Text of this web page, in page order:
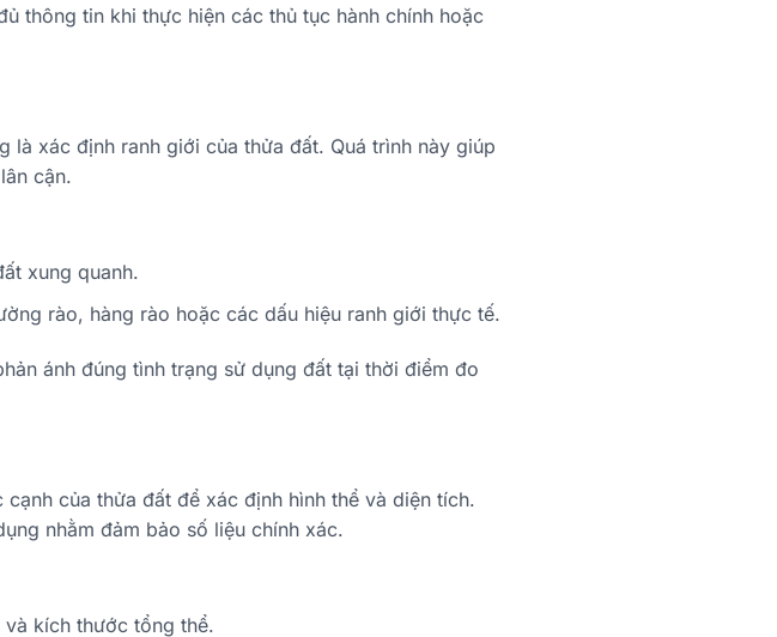
thông tin khi thực hiện các thủ tục hành chính hoặc
xác định ranh giới của thửa đất. Quá trình này giúp
cận.
xung quanh.
rào, hàng rào hoặc các dấu hiệu ranh giới thực tế.
ánh đúng tình trạng sử dụng đất tại thời điểm đo
của thửa đất để xác định hình thể và diện tích.
nhằm đảm bảo số liệu chính xác.
kích thước tổng thể.